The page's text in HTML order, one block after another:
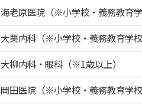
海老原医院（※小学校・義務教育学
大栗内科（※小学校・義務教育学校
大柳内科・眼科（※1歳以上）
岡田医院（※小学校・義務教育学校